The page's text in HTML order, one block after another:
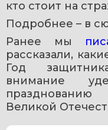
кто стоит на
Подробнее – в
Ранее мы
рассказали,
Год
внимание
Великой